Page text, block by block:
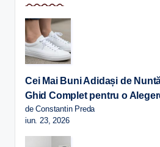
Cei Mai Buni Adidași de
Ghid Complet pentru o
de Constantin Preda
iun. 23, 2026